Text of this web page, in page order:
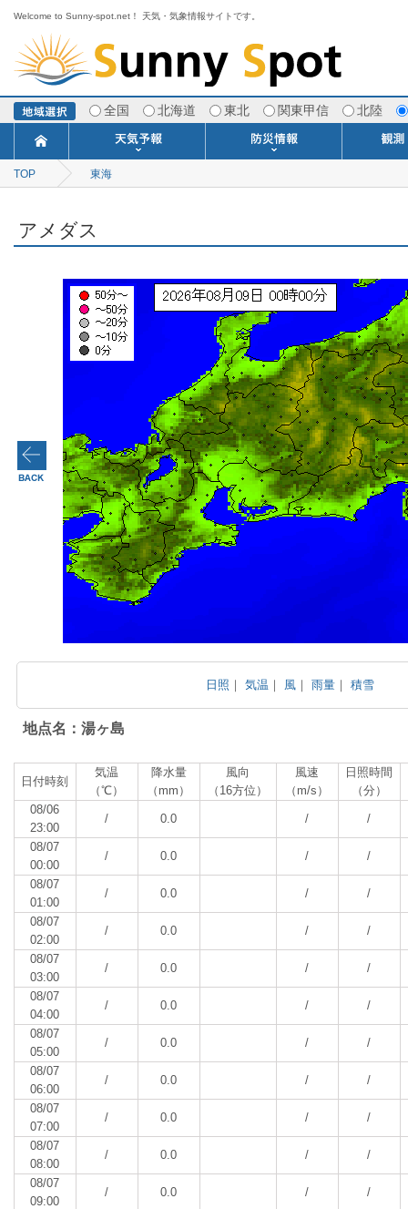
Welcome to Sunny-spot.net！ 天気・気象情報サイトです。
全国 北海道 東北 関東甲信 北陸
今日明日の天気
ポイント予報
週間天気予報
寒・暖候期予報
TOP 東海
アメダス
日照 ｜気温 ｜ 風 ｜雨量 ｜積雪
地点名：湯ヶ島
日付時刻
気温
（℃）
降水量
（mm）
風向
（16方位）
風速
（m/s）
日照時間
（分）
08/06
23:00
/ 0.0 / /
08/07
00:00
/ 0.0 / /
08/07
01:00
/ 0.0 / /
08/07
02:00
/ 0.0 / /
08/07
03:00
/ 0.0 / /
08/07
04:00
/ 0.0 / /
08/07
05:00
/ 0.0 / /
08/07
06:00
/ 0.0 / /
08/07
07:00
/ 0.0 / /
08/07
08:00
/ 0.0 / /
08/07
09:00
/ 0.0 / /